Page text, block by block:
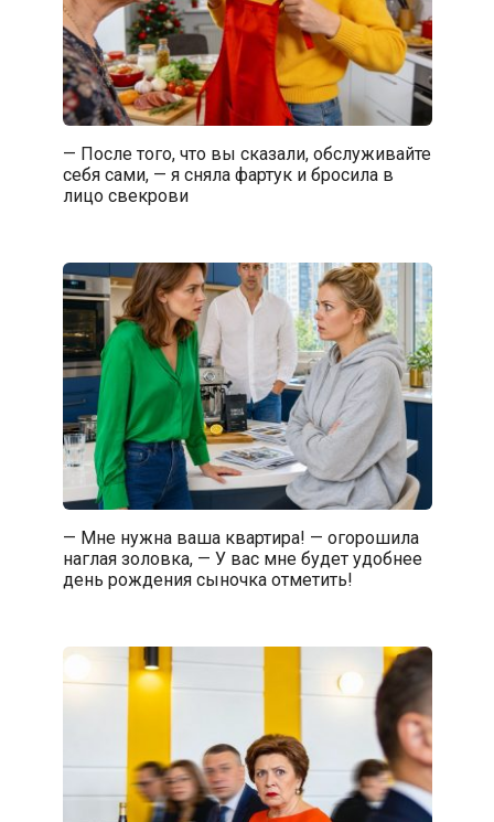
— После того, что вы сказали, обслуживайте
себя сами, — я сняла фартук и бросила в
лицо свекрови
— Мне нужна ваша квартира! — огорошила
наглая золовка, — У вас мне будет удобнее
день рождения сыночка отметить!